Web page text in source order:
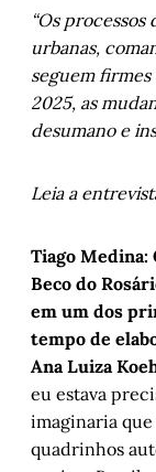
“Os
urbanas,
seguem
2025, as
desumano e
Leia a
Tiago Medina:
Beco do
em um dos
tempo de
Ana Luiza
eu estava
imaginaria que
quadrinhos